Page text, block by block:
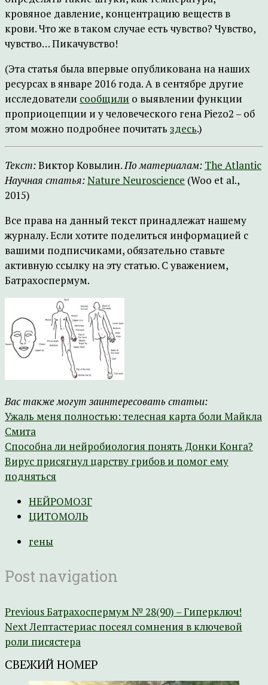
кровяное давление, концентрацию веществ в
крови. Что же в таком случае есть чувство? Чувство,
чувство… Пикачувство!
(Эта статья была впервые опубликована на наших
ресурсах в январе 2016 года. А в сентябре другие
исследователи сообщили о выявлении функции
проприоцепции и у человеческого гена Piezo2 – об
этом можно подробнее почитать здесь.)
Текст:Виктор Ковылин.По материалам: The Atlantic
Научная статья:Nature Neuroscience (Woo et al.,
2015)
Все права на данный текст принадлежат нашему
журналу. Если хотите поделиться информацией с
вашими подписчиками, обязательно ставьте
активную ссылку на эту статью. С уважением,
Батрахоспермум.
Вас также могут заинтересовать статьи:
Ужаль меня полностью: телесная карта боли Майкла
Смита
Способна ли нейробиология понять Донки Конга?
Вирус присягнул царству грибов и помог ему
подняться
НЕЙРОМОЗГ
ЦИТОМОЛЬ
гены
Post navigation
PreviousБатрахоспермум № 28(90) – Гиперключ!
NextЛептастериас посеял сомнения в ключевой
роли писястера
СВЕЖИЙ НОМЕР